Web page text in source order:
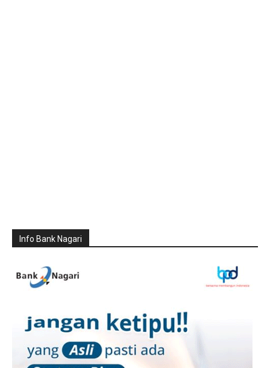
Info Bank Nagari